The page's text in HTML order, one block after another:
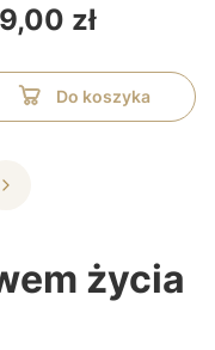
zł
Do koszyka
życia